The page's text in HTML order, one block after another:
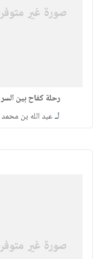
رحلة كفاح بين السر
لـعبد الله بن محمد